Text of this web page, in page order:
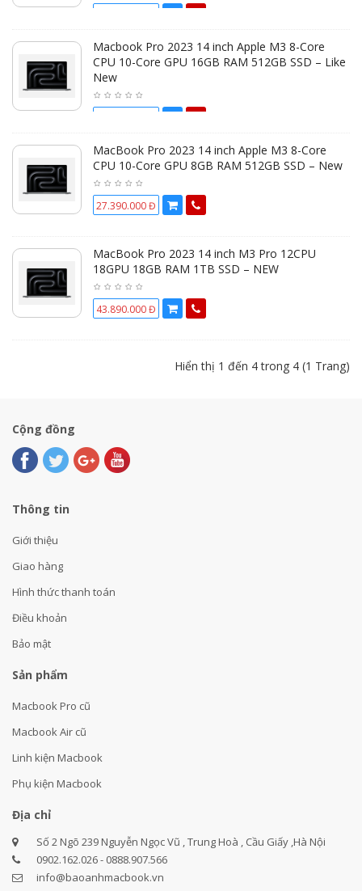
Macbook Pro 2023 14 inch Apple M3 8-Core
CPU 10-Core GPU 16GB RAM 512GB SSD – Like
New
MacBook Pro 2023 14 inch Apple M3 8-Core
CPU 10-Core GPU 8GB RAM 512GB SSD – New
27.390.000 Đ
MacBook Pro 2023 14 inch M3 Pro 12CPU
18GPU 18GB RAM 1TB SSD – NEW
43.890.000 Đ
Hiển thị 1 đến 4 trong 4 (1 Trang)
Cộng đồng
Thông tin
Giới thiệu
Giao hàng
Hình thức thanh toán
Điều khoản
Bảo mật
Sản phẩm
Macbook Pro cũ
Macbook Air cũ
Linh kiện Macbook
Phụ kiện Macbook
Địa chỉ
Số 2 Ngõ 239 Nguyễn Ngọc Vũ , Trung Hoà , Cầu Giấy ,Hà Nội
0902.162.026 - 0888.907.566
info@baoanhmacbook.vn